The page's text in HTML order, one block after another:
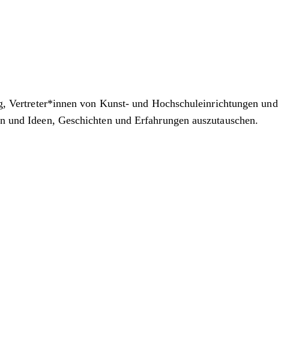
Vertreter*innen von Kunst- und Hochschuleinrichtungen und
Ideen, Geschichten und Erfahrungen auszutauschen.